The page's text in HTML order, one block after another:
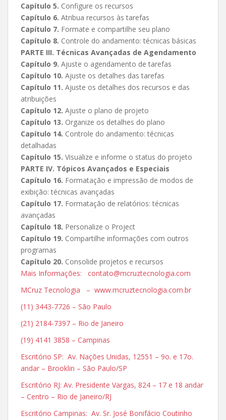
Capítulo 5. Configure os recursos
Capítulo 6. Atribua recursos às tarefas
Capítulo 7. Formate e compartilhe seu plano
Capítulo 8. Controle do andamento: técnicas básicas
PARTE III. Técnicas Avançadas de Agendamento
Capítulo 9. Ajuste o agendamento de tarefas
Capítulo 10. Ajuste os detalhes das tarefas
Capítulo 11. Ajuste os detalhes dos recursos e das
atribuições
Capítulo 12. Ajuste o plano de projeto
Capítulo 13. Organize os detalhes do plano
Capítulo 14. Controle do andamento: técnicas
detalhadas
Capítulo 15. Visualize e informe o status do projeto
PARTE IV. Tópicos Avançados e Especiais
Capítulo 16. Formatação e impressão de modos de
exibição: técnicas avançadas
Capítulo 17. Formatação de relatórios: técnicas
avançadas
Capítulo 18. Personalize o Project
Capítulo 19. Compartilhe informações com outros
programas
Capítulo 20. Consolide projetos e recursos
Mais Informações: contato@mcruztecnologia.com
MCruz Tecnologia – www.mcruztecnologia.com.br
(11) 3443-7726 – São Paulo
(21) 2184-7397 – Rio de Janeiro
(19) 4141 3858 – Campinas
Escritório SP: Av. Nações Unidas, 12551 – 9o. e 17o.
andar – Brooklin – São Paulo/SP
Escritório RJ: Av. Presidente Vargas, 824 – 17 e 18 andar
– Centro – Rio de Janeiro/RJ
Escritório Campinas: Av. Sr. José Bonifácio Coutinho